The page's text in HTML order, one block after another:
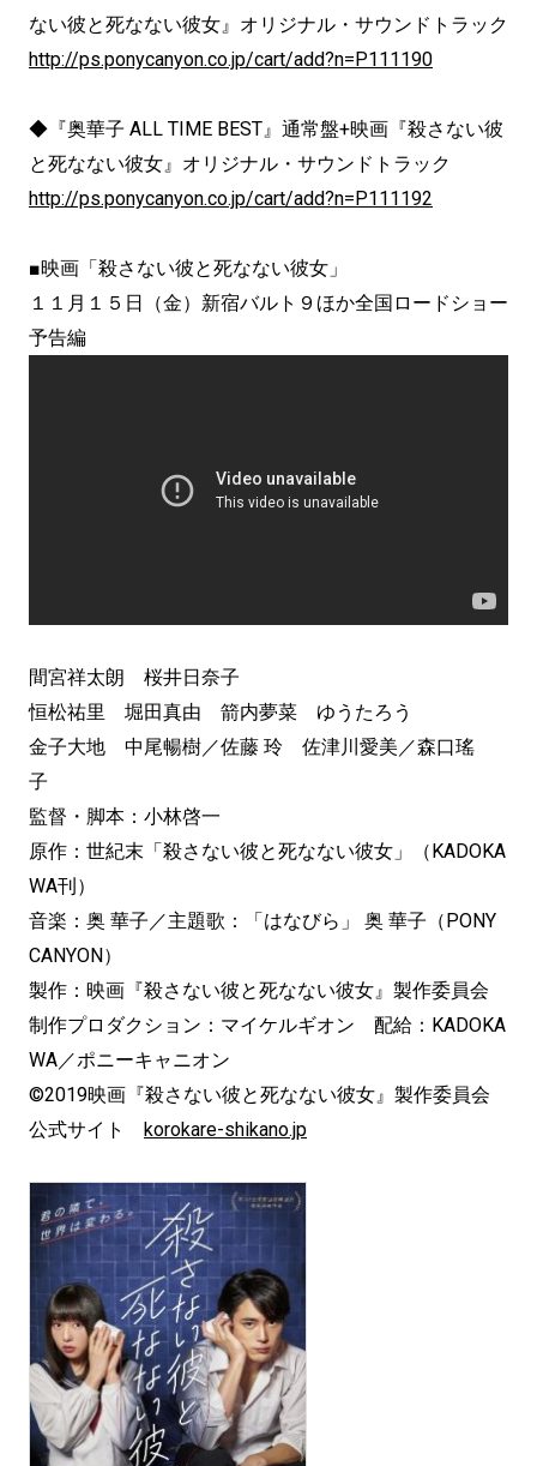
ない彼と死なない彼女』オリジナル・サウンドトラック
http://ps.ponycanyon.co.jp/cart/add?n=P111190
◆『奥華子 ALL TIME BEST』通常盤+映画『殺さない彼
と死なない彼女』オリジナル・サウンドトラック
http://ps.ponycanyon.co.jp/cart/add?n=P111192
■映画「殺さない彼と死なない彼女」
１１月１５日（金）新宿バルト９ほか全国ロードショー
予告編
間宮祥太朗 桜井日奈子
恒松祐里 堀田真由 箭内夢菜 ゆうたろう
金子大地 中尾暢樹／佐藤 玲 佐津川愛美／森口瑤
子
監督・脚本：小林啓一
原作：世紀末「殺さない彼と死なない彼女」（KADOKA
WA刊）
音楽：奥 華子／主題歌：「はなびら」 奥 華子（PONY
CANYON）
製作：映画『殺さない彼と死なない彼女』製作委員会
制作プロダクション：マイケルギオン 配給：KADOKA
WA／ポニーキャニオン
©2019映画『殺さない彼と死なない彼女』製作委員会
公式サイト korokare-shikano.jp